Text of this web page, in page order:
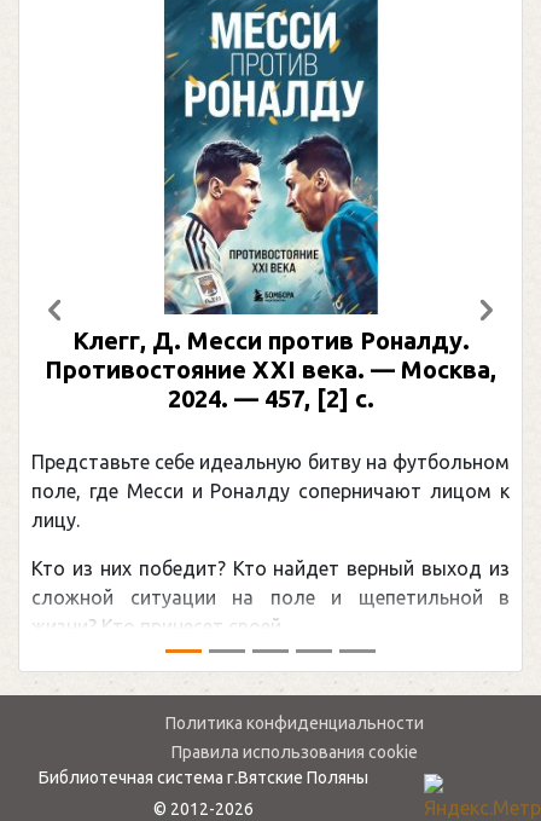
Клегг, Д. Месси против Роналду.
Противостояние XXI века. — Москва,
2024. — 457, [2] с.
Представьте себе идеальную битву на футбольном
поле, где Месси и Роналду соперничают лицом к
лицу.
Кто из них победит? Кто найдет верный выход из
сложной ситуации на поле и щепетильной в
жизни? Кто принесет своей ...
Предыдущий
Политика конфиденциальности
Правила использования cookie
Библиотечная система г.Вятские Поляны
© 2012-2026